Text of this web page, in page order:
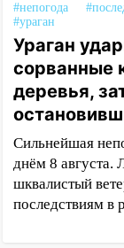
#непогода
#ураган
Ураган
сорванные
деревья,
Сильнейшая
днём 8 августа.
шквалистый
последствиям в